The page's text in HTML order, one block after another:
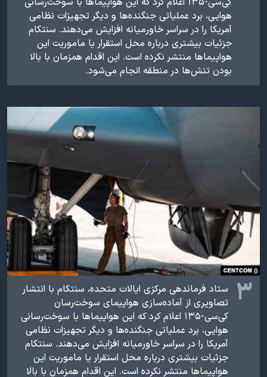
هوایی، برد عملیاتی جنگنده‌ها و دیگر تجهیزات نظامی
آمریکا را در سراسر خاورمیانه افزایش می‌دهند. سنتکام
جزئیات بیشتری درباره محل استقرار یا ماموریت این
هواپیماها منتشر نکرده است. این اقدام همزمان با بالا
بودن تنش‌ها در منطقه انجام می‌شود.
۳
ستاد فرماندهی مرکزی ایالات متحده، سنتکام با انتشار
تصاویری از آماده‌سازی هواپیمای سوخت‌رسان
کی‌سی-۱۳۵ اعلام کرد که این هواپیماها با سوخت‌رسانی
هوایی، برد عملیاتی جنگنده‌ها و دیگر تجهیزات نظامی
آمریکا را در سراسر خاورمیانه افزایش می‌دهند. سنتکام
جزئیات بیشتری درباره محل استقرار یا ماموریت این
هواپیماها منتشر نکرده است. این اقدام همزمان با بالا